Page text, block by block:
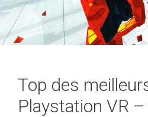
Top des
Playstation VR –